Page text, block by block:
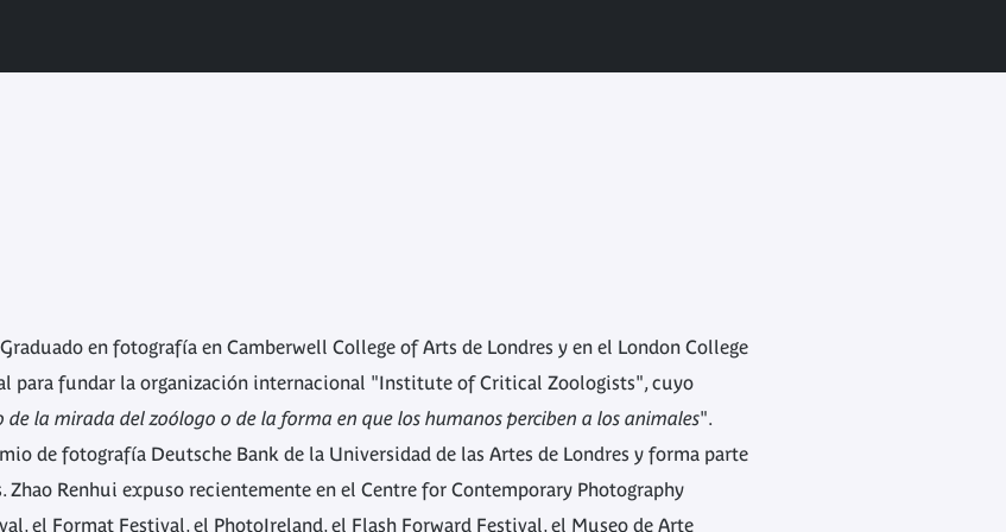
en fotografía en Camberwell College of Arts de Londres y en el London College
para fundar la organización internacional "Institute of Critical Zoologists", cuyo
la mirada del zoólogo o de la forma en que los humanos perciben a los animales".
de fotografía Deutsche Bank de la Universidad de las Artes de Londres y forma parte
Zhao Renhui expuso recientemente en el Centre for Contemporary Photography
el Format Festival, el PhotoIreland, el Flash Forward Festival, el Museo de Arte